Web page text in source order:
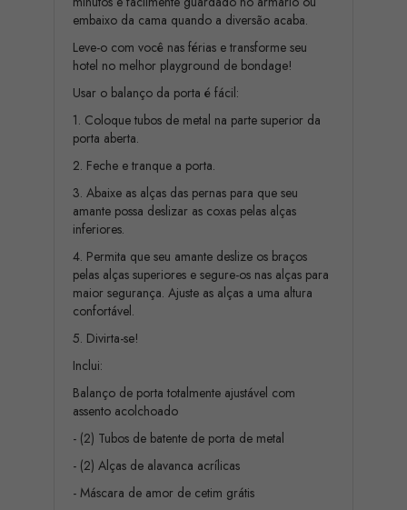
embaixo da cama quando a diversão acaba.
Leve-o com você nas férias e transforme seu
hotel no melhor playground de bondage!
Usar o balanço da porta é fácil:
1. Coloque tubos de metal na parte superior da
porta aberta.
2. Feche e tranque a porta.
3. Abaixe as alças das pernas para que seu
amante possa deslizar as coxas pelas alças
inferiores.
4. Permita que seu amante deslize os braços
pelas alças superiores e segure-os nas alças para
maior segurança. Ajuste as alças a uma altura
confortável.
5. Divirta-se!
Inclui:
Balanço de porta totalmente ajustável com
assento acolchoado
- (2) Tubos de batente de porta de metal
- (2) Alças de alavanca acrílicas
- Máscara de amor de cetim grátis